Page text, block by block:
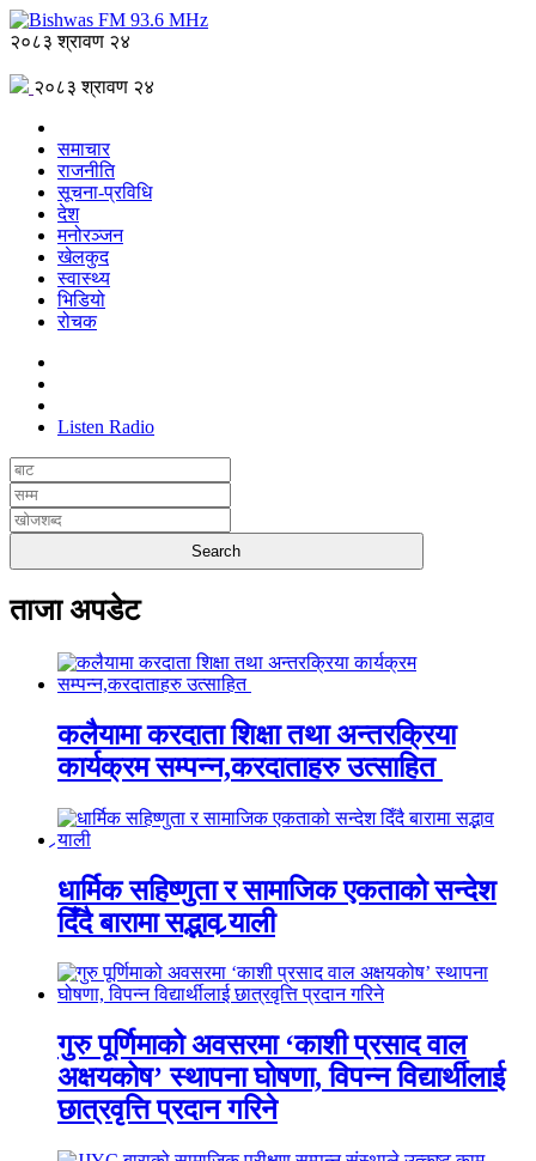
२०८३ श्रावण २४
२०८३ श्रावण २४
समाचार
राजनीति
सूचना-प्रविधि
देश
मनोरञ्जन
खेलकुद
स्वास्थ्य
भिडियो
रोचक
Listen Radio
ताजा अपडेट
कलैयामा करदाता शिक्षा तथा अन्तरक्रिया
कार्यक्रम सम्पन्न,करदाताहरु उत्साहित
धार्मिक सहिष्णुता र सामाजिक एकताको सन्देश
दिँदै बारामा सद्भाव र्‍याली
गुरु पूर्णिमाको अवसरमा ‘काशी प्रसाद वाल
अक्षयकोष’ स्थापना घोषणा, विपन्न विद्यार्थीलाई
छात्रवृत्ति प्रदान गरिने